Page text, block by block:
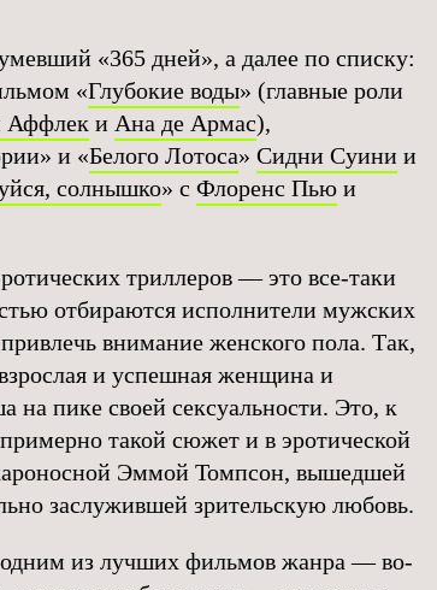
«365 дней», а далее по списку:
«Глубокие воды» (главные роли
Аффлек и Ана де Армас),
и «Белого Лотоса» Сидни Суини и
солнышко» с Флоренс Пью и
триллеров — это все-таки
отбираются исполнители мужских
внимание женского пола. Так,
и успешная женщина и
пике своей сексуальности. Это, к
такой сюжет и в эротической
Эммой Томпсон, вышедшей
заслужившей зрительскую любовь.
из лучших фильмов жанра — во-